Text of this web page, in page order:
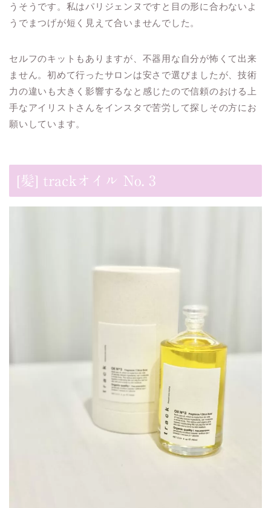
うそうです。私はパリジェンヌですと目の形に合わないよ
うでまつげが短く見えて合いませんでした。
セルフのキットもありますが、不器用な自分が怖くて出来
ません。初めて行ったサロンは安さで選びましたが、技術
力の違いも大きく影響するなと感じたので信頼のおける上
手なアイリストさんをインスタで苦労して探しその方にお
願いしています。
[髪] trackオイル No. 3